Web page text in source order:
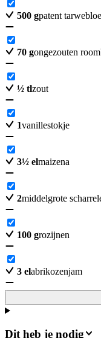
500 gpatent
70 gongezouten
½ tlzout
1vanillestokje
3½ elmaizena
2middelgrote
100 grozijnen
3 elabrikozenjam
Dit heb je nodig